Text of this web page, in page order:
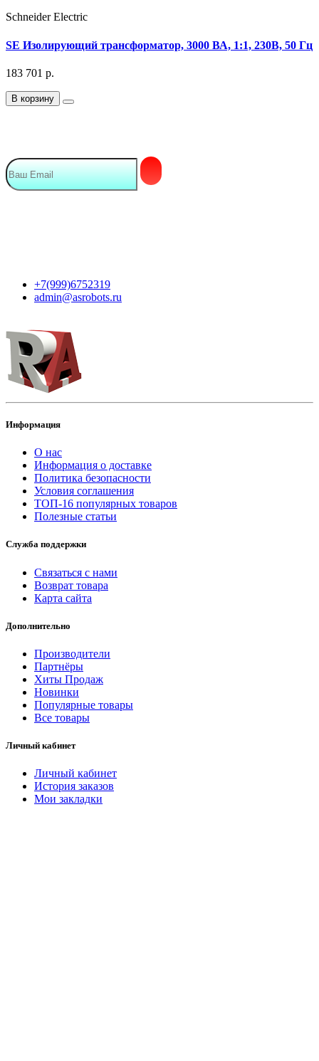
Schneider Electric
SE Изолирующий трансформатор, 3000 ВА, 1:1, 230В, 50 Гц
183 701 р.
В корзину
+7(999)6752319
admin@asrobots.ru
Информация
О нас
Информация о доставке
Политика безопасности
Условия соглашения
ТОП-16 популярных товаров
Полезные статьи
Служба поддержки
Связаться с нами
Возврат товара
Карта сайта
Дополнительно
Производители
Партнёры
Хиты Продаж
Новинки
Популярные товары
Все товары
Личный кабинет
Личный кабинет
История заказов
Мои закладки